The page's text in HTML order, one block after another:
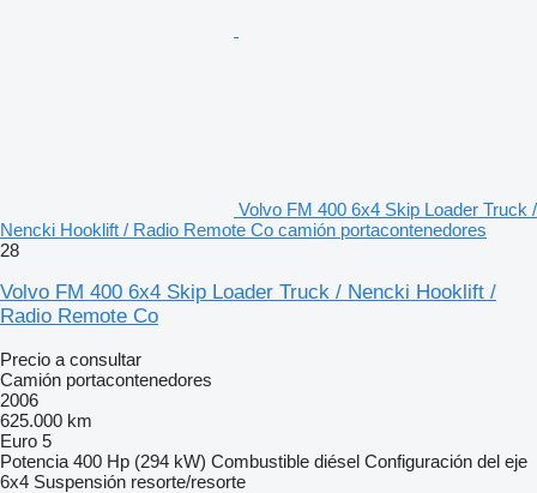
Volvo FM 400 6x4 Skip Loader Truck /
Nencki Hooklift / Radio Remote Co camión portacontenedores
28
Volvo FM 400 6x4 Skip Loader Truck / Nencki Hooklift /
Radio Remote Co
Precio a consultar
Camión portacontenedores
2006
625.000 km
Euro 5
Potencia 400 Hp (294 kW) Combustible diésel Configuración del eje
6x4 Suspensión resorte/resorte